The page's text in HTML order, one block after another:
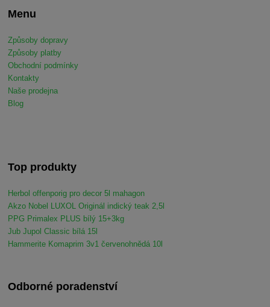
Menu
Způsoby dopravy
Způsoby platby
Obchodní podmínky
Kontakty
Naše prodejna
Blog
Top produkty
Herbol offenporig pro decor 5l mahagon
Akzo Nobel LUXOL Originál indický teak 2,5l
PPG Primalex PLUS bílý 15+3kg
Jub Jupol Classic bílá 15l
Hammerite Komaprim 3v1 červenohnědá 10l
Odborné poradenství